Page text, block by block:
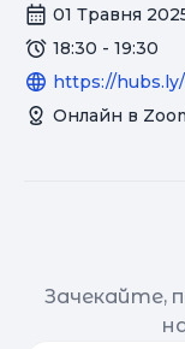
01 Травня
18:30 - 19:30
https://
Онлайн в
Зачекайте,